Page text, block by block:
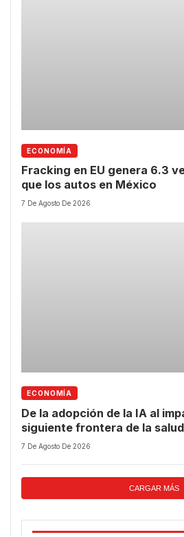
ECONOMÍA
Fracking en EU genera 6.3
que los autos en México
7 De Agosto De 2026
ECONOMÍA
De la adopción de la IA al
siguiente frontera de la salud
7 De Agosto De 2026
CARGAR MÁS